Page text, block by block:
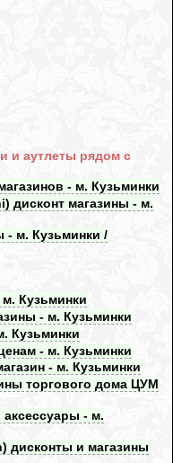
и аутлеты рядом с
- м. Кузьминки
дисконт магазины - м.
- м. Кузьминки /
Кузьминки
- м. Кузьминки
Кузьминки
- м. Кузьминки
- м. Кузьминки
торгового дома ЦУМ
- м.
дисконты и магазины